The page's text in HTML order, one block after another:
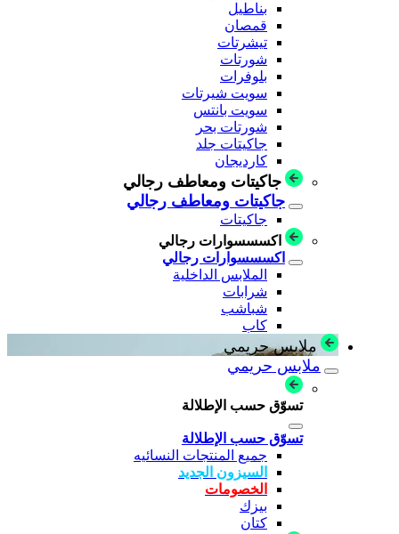
بناطيل
قمصان
تيشرتات
شورتات
بلوفرات
سويت شيرتات
سويت بانتس
شورتات بحر
جاكيتات جلد
كارديجان
جاكيتات ومعاطف رجالي
جاكيتات ومعاطف رجالي
جاكيتات
اكسسسوارات رجالي
اكسسسوارات رجالي
الملابس الداخلية
شرابات
شباشب
كاب
ملابس حريمي
ملابس حريمي
تسوّق حسب الإطلالة
تسوّق حسب الإطلالة
جميع المنتجات النسائيه
السيزون الجديد
الخصومات
بيزك
كتان